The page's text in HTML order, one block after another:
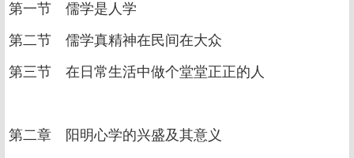
第一节 儒学是人学
第二节 儒学真精神在民间在大众
第三节 在日常生活中做个堂堂正正的人
第二章 阳明心学的兴盛及其意义